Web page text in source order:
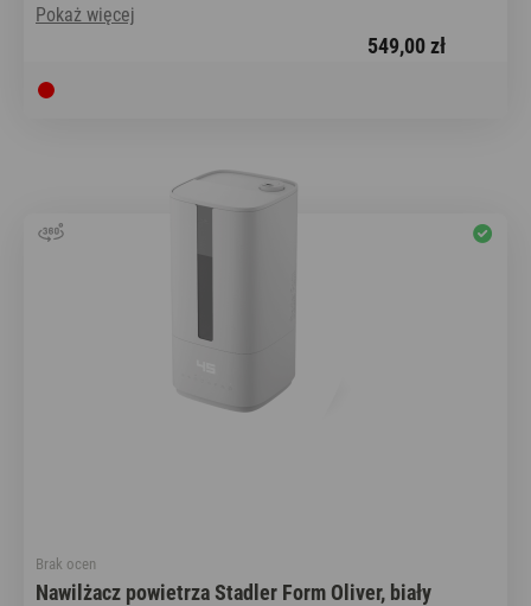
Pokaż więcej
549,00 zł
Brak ocen
Nawilżacz powietrza Stadler Form Oliver, biały